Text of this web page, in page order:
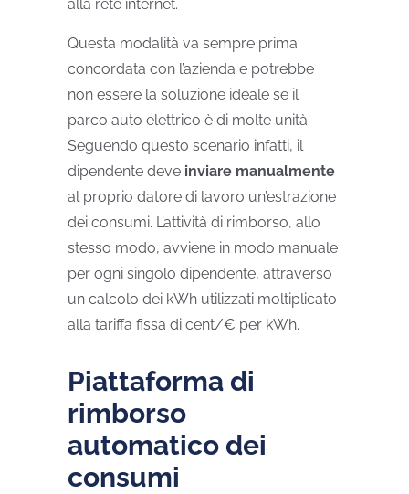
alla rete internet.
Questa modalità va sempre prima
concordata con l’azienda e potrebbe
non essere la soluzione ideale se il
parco auto elettrico è di molte unità.
Seguendo questo scenario infatti, il
dipendente deve inviare manualmente
al proprio datore di lavoro un’estrazione
dei consumi. L’attività di rimborso, allo
stesso modo, avviene in modo manuale
per ogni singolo dipendente, attraverso
un calcolo dei kWh utilizzati moltiplicato
alla tariffa fissa di cent/€ per kWh.
Piattaforma di
rimborso
automatico dei
consumi